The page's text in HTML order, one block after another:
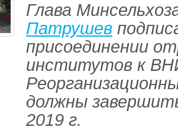
Глава
Патрушев
присоединении
институтов к
должны
2019 г.